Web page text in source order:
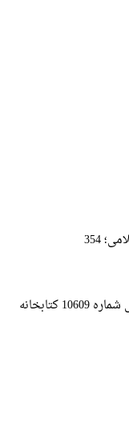
354
نسخه برگردان به قطع اصلی از روی نسخه خطی شماره 10609 کتابخانه